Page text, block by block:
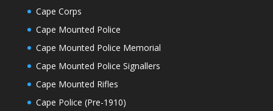
Cape Corps
Cape Mounted Police
Cape Mounted Police Memorial
Cape Mounted Police Signallers
Cape Mounted Rifles
Cape Police (Pre-1910)